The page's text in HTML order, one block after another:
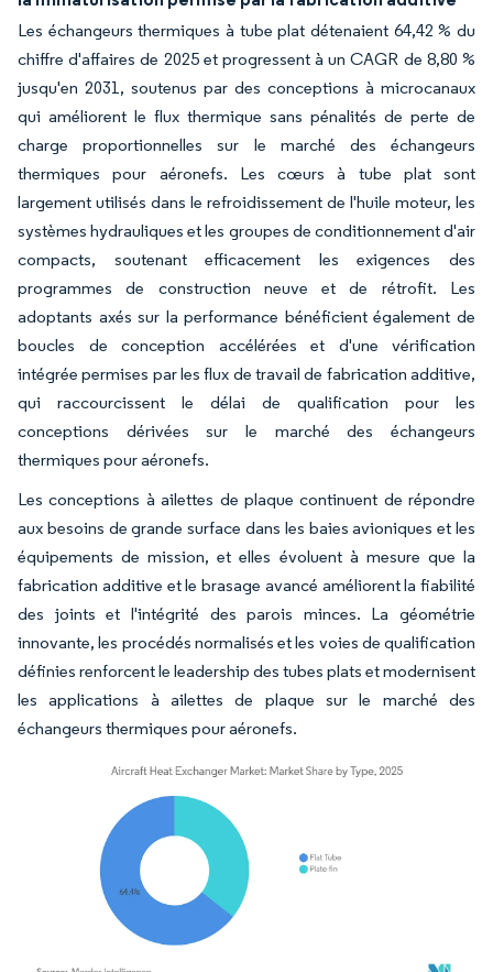
Les échangeurs thermiques à tube plat détenaient 64,42 % du
chiffre d'affaires de 2025 et progressent à un CAGR de 8,80 %
jusqu'en 2031, soutenus par des conceptions à microcanaux
qui améliorent le flux thermique sans pénalités de perte de
charge proportionnelles sur le marché des échangeurs
thermiques pour aéronefs. Les cœurs à tube plat sont
largement utilisés dans le refroidissement de l'huile moteur, les
systèmes hydrauliques et les groupes de conditionnement d'air
compacts, soutenant efficacement les exigences des
programmes de construction neuve et de rétrofit. Les
adoptants axés sur la performance bénéficient également de
boucles de conception accélérées et d'une vérification
intégrée permises par les flux de travail de fabrication additive,
qui raccourcissent le délai de qualification pour les
conceptions dérivées sur le marché des échangeurs
thermiques pour aéronefs.
Les conceptions à ailettes de plaque continuent de répondre
aux besoins de grande surface dans les baies avioniques et les
équipements de mission, et elles évoluent à mesure que la
fabrication additive et le brasage avancé améliorent la fiabilité
des joints et l'intégrité des parois minces. La géométrie
innovante, les procédés normalisés et les voies de qualification
définies renforcent le leadership des tubes plats et modernisent
les applications à ailettes de plaque sur le marché des
échangeurs thermiques pour aéronefs.